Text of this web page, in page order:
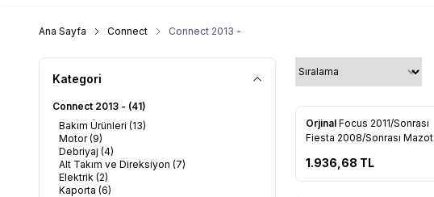
Ana Sayfa Connect Connect 2013 -
Kategori
Connect 2013 - (41)
Bakım Ürünleri (13)
Motor(9)
Debriyaj (4)
Alt Takım ve Direksiyon (7)
Elektrik (2)
Kaporta (6)
Favorilere Ekle
Orjinal Focus 2011/Sonrası
Fiesta 2008/Sonrası Mazot
1.936,68 TL